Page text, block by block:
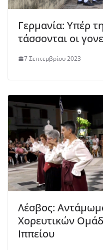
Γερμανία: Υπέρ
τάσσονται οι
7 Σεπτεμβρίου 2023
Λέσβος:
Χορευτικών
Ιππείου